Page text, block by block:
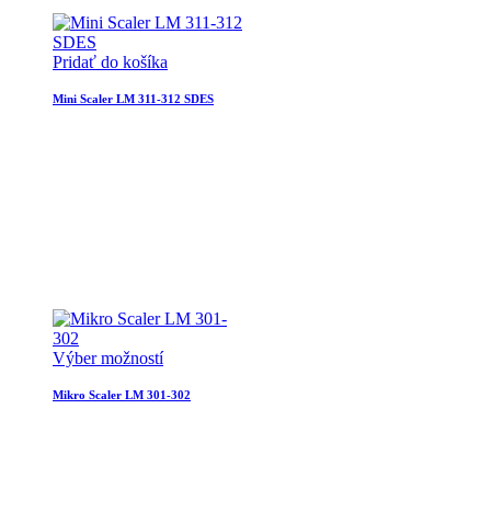
Pridať do košíka
Mini Scaler LM 311-312 SDES
Výber možností
Mikro Scaler LM 301-302